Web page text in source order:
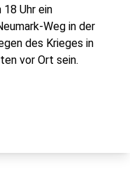
Uhr ein
Weg in der
des Krieges in
vor Ort sein.